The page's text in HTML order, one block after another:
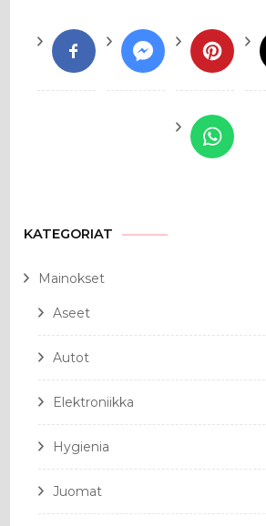
KATEGORIAT
Mainokset
Aseet
Autot
Elektroniikka
Hygienia
Juomat